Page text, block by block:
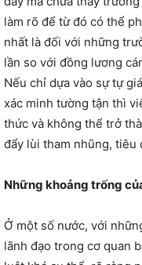
làm rõ để từ đó có thể
nhất là đối với những
lần so với đồng lương
Nếu chỉ dựa vào sự tự
xác minh tường tận thì
thức và không thể trở
đẩy lùi tham nhũng, tiêu
Những khoảng trống
Ở một số nước, với
lãnh đạo trong cơ quan